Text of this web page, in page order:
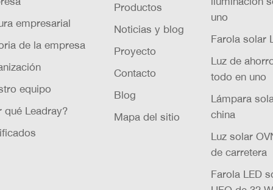
empresarial
de la empresa
equipo
qué Leadray?
Productos
Noticias y blog
Proyecto
Contacto
Blog
Mapa del sitio
uno
Farola solar
Luz de
todo en uno
Lámpara
china
Luz solar
de carretera
Farola LED